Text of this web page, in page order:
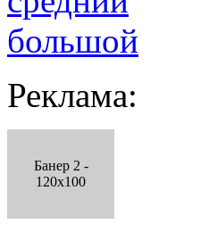
большой
Реклама:
Банер 2 -
120x100